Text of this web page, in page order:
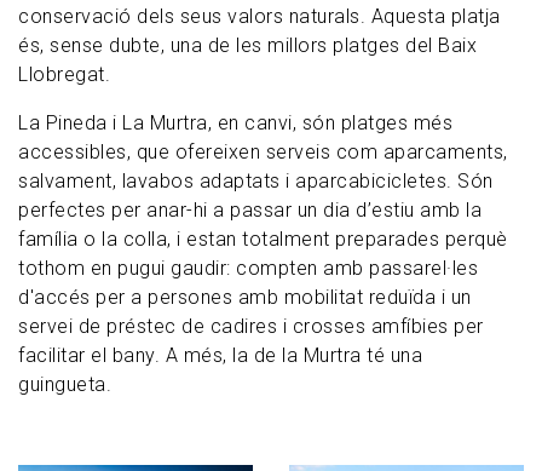
conservació dels seus valors naturals. Aquesta platja
és, sense dubte, una de les millors platges del Baix
Llobregat.
La Pineda i La Murtra, en canvi, són platges més
accessibles, que ofereixen serveis com aparcaments,
salvament, lavabos adaptats i aparcabicicletes. Són
perfectes per anar-hi a passar un dia d’estiu amb la
família o la colla, i estan totalment preparades perquè
tothom en pugui gaudir: compten amb passarel·les
d'accés per a persones amb mobilitat reduïda i un
servei de préstec de cadires i crosses amfíbies per
facilitar el bany. A més, la de la Murtra té una
guingueta.